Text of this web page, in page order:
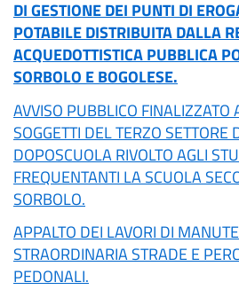
DI GESTIONE DEI PUNTI DI
POTABILE DISTRIBUITA DALLA
ACQUEDOTTISTICA PUBBLICA
SORBOLO E BOGOLESE.
AVVISO PUBBLICO FINALIZZATO
SOGGETTI DEL TERZO SETTORE
DOPOSCUOLA RIVOLTO AGLI
FREQUENTANTI LA SCUOLA
SORBOLO.
APPALTO DEI LAVORI DI
STRAORDINARIA STRADE E
PEDONALI.